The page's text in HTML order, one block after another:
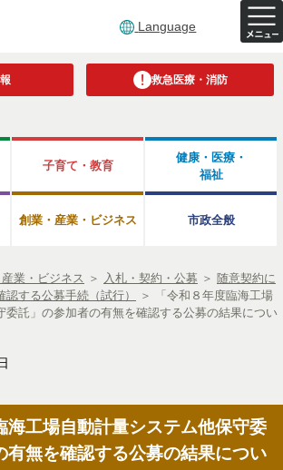
Language
救急医療・消防
子育て・教育
健康・医療・
福祉
創業・産業・ビジネス 市政全般
業・ビジネス ＞ 入札・契約・公募 ＞ 随意契約に
する公募手続（試行）
＞
「令和８年度臨海工場
委託」の参加者の有無を確認する公募の結果につい
海工場自動計量システム他保守委
有無を確認する公募の結果につい